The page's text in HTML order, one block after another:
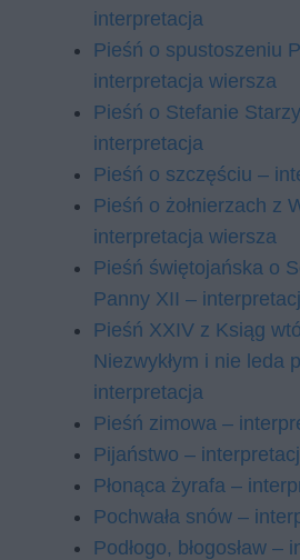
interpretacja
Pieśń o spustoszeniu
interpretacja wiersza
Pieśń o Stefanie
interpretacja
Pieśń o szczęściu –
Pieśń o żołnierzach z
interpretacja wiersza
Pieśń świętojańska o
Panny XII –
Pieśń XXIV z Ksiąg
Niezwykłym i nie leda
interpretacja
Pieśń zimowa –
Pijaństwo –
Płonąca żyrafa –
Pochwała snów –
Podłogo, błogosław –